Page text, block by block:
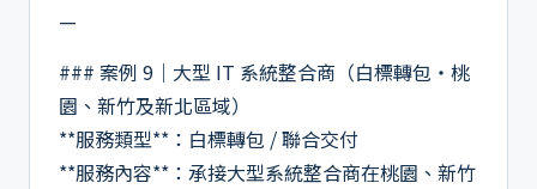
—
### 案例 9｜大型 IT 系統整合商（白標轉包・桃
園、新竹及新北區域）
**服務類型**：白標轉包 / 聯合交付
**服務內容**：承接大型系統整合商在桃園、新竹